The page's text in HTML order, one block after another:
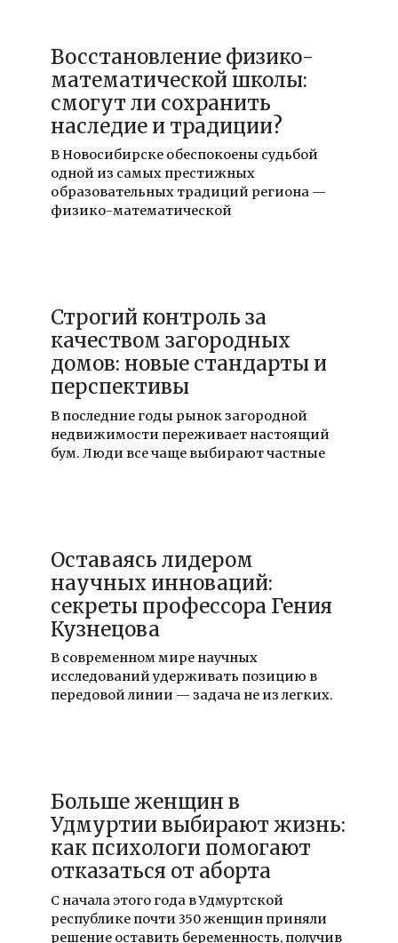
Восстановление физико-
математической школы:
смогут ли сохранить
наследие и традиции?
В Новосибирске обеспокоены судьбой
одной из самых престижных
образовательных традиций региона —
физико-математической
Строгий контроль за
качеством загородных
домов: новые стандарты и
перспективы
В последние годы рынок загородной
недвижимости переживает настоящий
бум. Люди все чаще выбирают частные
Оставаясь лидером
научных инноваций:
секреты профессора Гения
Кузнецова
В современном мире научных
исследований удерживать позицию в
передовой линии — задача не из легких.
Больше женщин в
Удмуртии выбирают жизнь:
как психологи помогают
отказаться от аборта
С начала этого года в Удмуртской
республике почти 350 женщин приняли
решение оставить беременность, получив